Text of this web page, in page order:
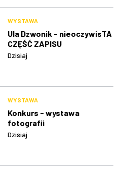
WYSTAWA
Ula Dzwonik - nieoczywisTA
CZĘŚĆ ZAPISU
Dzisiaj
WYSTAWA
Konkurs - wystawa
fotografii
Dzisiaj